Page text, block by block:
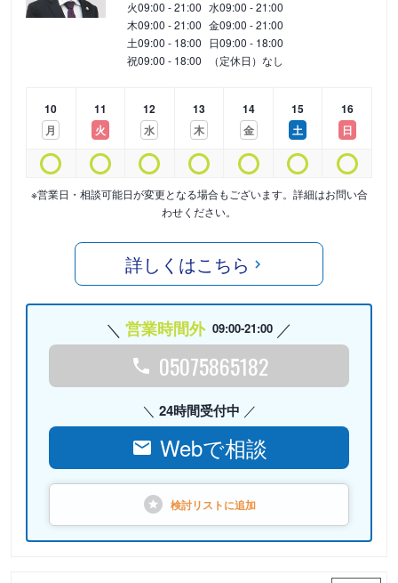
火09:00 - 21:00 水09:00 - 21:00
木09:00 - 21:00 金09:00 - 21:00
土09:00 - 18:00 日09:00 - 18:00
祝09:00 - 18:00 （定休日）なし
10
月
11
火
12
水
13
木
14
金
15
土
16
日
※営業日・相談可能日が変更となる場合もございます。詳細はお問い合
わせください。
詳しくはこちら
営業時間外 09:00-21:00
05075865182
24時間受付中
Webで相談
検討リストに追加